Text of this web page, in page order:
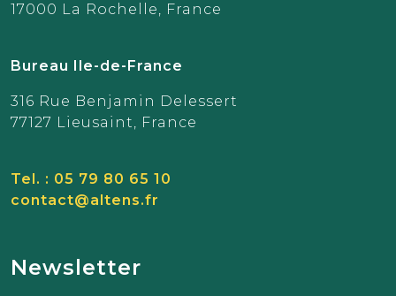
17000 La Rochelle, France
Bureau Ile-de-France
316 Rue Benjamin Delessert
77127 Lieusaint, France
Tel. : 05 79 80 65 10
contact@altens.fr
Newsletter